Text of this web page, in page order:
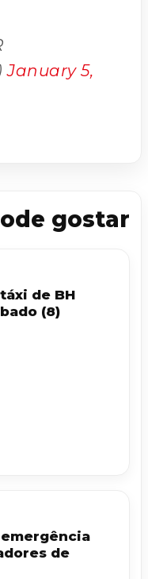
January 5,
gostar
de BH
(8)
de